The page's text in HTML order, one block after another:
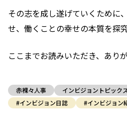
その志を成し遂げていくために
せ、働くことの幸せの本質を探
ここまでお読みいただき、あり
赤裸々人事 インビジョントピックス
#インビジョン日誌
#インビジョン